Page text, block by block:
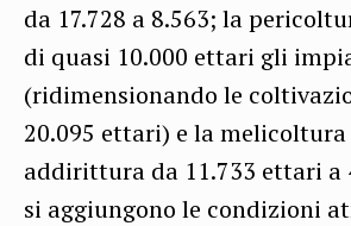
da 17.728 a 8.563; la
di quasi 10.000 ettari gli
(ridimensionando le
20.095 ettari) e la
addirittura da 11.733 ettari a
si aggiungono le condizioni